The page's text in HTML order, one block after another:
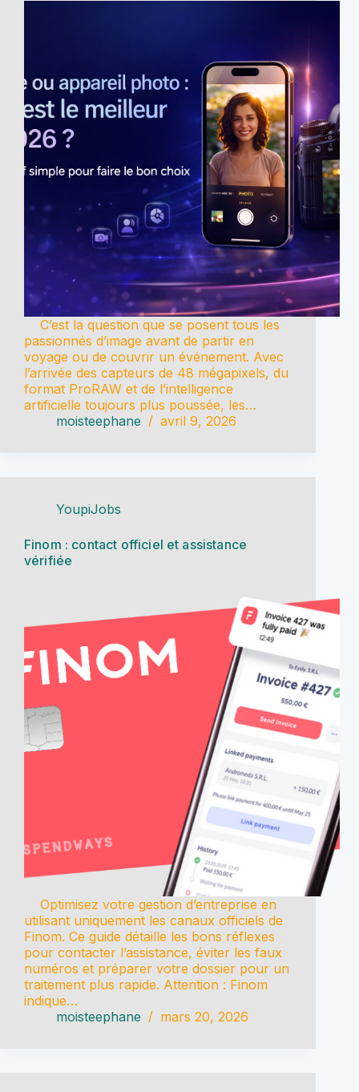
C’est la question que se posent tous les
passionnés d’image avant de partir en
voyage ou de couvrir un événement. Avec
l’arrivée des capteurs de 48 mégapixels, du
format ProRAW et de l’intelligence
artificielle toujours plus poussée, les…
moisteephane
avril 9, 2026
YoupiJobs
Finom : contact officiel et assistance
vérifiée
Optimisez votre gestion d’entreprise en
utilisant uniquement les canaux officiels de
Finom. Ce guide détaille les bons réflexes
pour contacter l’assistance, éviter les faux
numéros et préparer votre dossier pour un
traitement plus rapide. Attention : Finom
indique…
moisteephane
mars 20, 2026